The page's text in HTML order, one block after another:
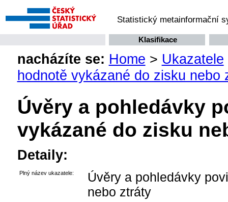
Statistický metainformační
Klasifikace
nacházíte se: Home > Ukazatele
hodnotě vykázané do zisku nebo
Úvěry a pohledávky
vykázané do zisku
Detaily:
Plný název ukazatele:
Úvěry a pohledávky
nebo ztráty